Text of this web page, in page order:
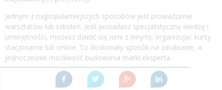
Jednym z najpopularniejszych sposobów jest prowadzenie
warsztatów lub szkoleń. Jeśli posiadasz specjalistyczną wiedzę i
umiejętności, możesz dzielić się nimi z innymi, organizując kursy
stacjonarne lub online. To doskonały sposób na zarabianie, a
jednocześnie możliwość budowania marki eksperta.
Innym sposobem na monetyzację jest sprzedaż swoich prac lub
usług. Może to być sprzedaż dzieł sztuki, zdjęć, projektów